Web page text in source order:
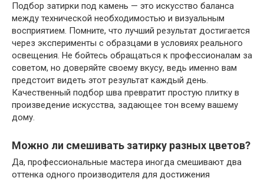
Подбор затирки под камень — это искусство баланса
между технической необходимостью и визуальным
восприятием. Помните, что лучший результат достигается
через эксперименты с образцами в условиях реального
освещения. Не бойтесь обращаться к профессионалам за
советом, но доверяйте своему вкусу, ведь именно вам
предстоит видеть этот результат каждый день.
Качественный подбор шва превратит простую плитку в
произведение искусства, задающее тон всему вашему
дому.
Можно ли смешивать затирку разных цветов?
Да, профессиональные мастера иногда смешивают два
оттенка одного производителя для достижения